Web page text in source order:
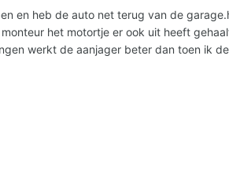
en heb de auto net terug van de
het motortje er ook uit heeft
werkt de aanjager beter dan toen ik